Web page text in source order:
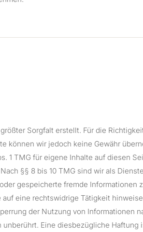
Sorgfalt erstellt. Für die
können wir jedoch keine Gewähr
1 TMG für eigene Inhalte auf diesen
§§ 8 bis 10 TMG sind wir als
gespeicherte fremde Informationen
eine rechtswidrige Tätigkeit
der Nutzung von Informationen
Eine diesbezügliche Haftung